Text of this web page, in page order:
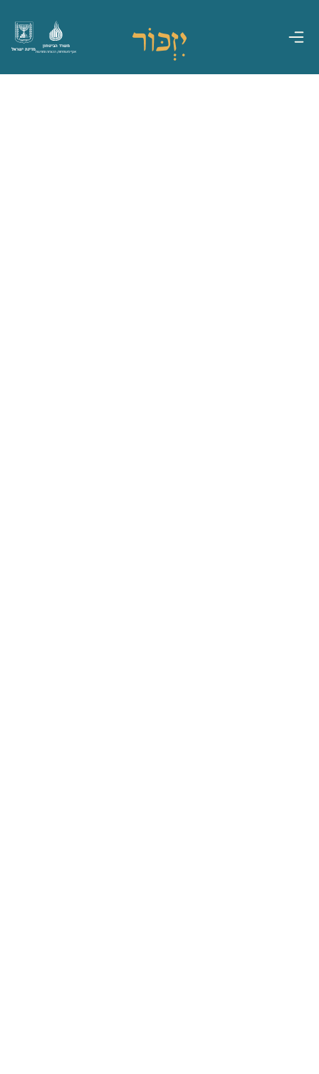
מדינת ישראל
משרד הביטחון
אגף משפחות, הנצחה ומורשת